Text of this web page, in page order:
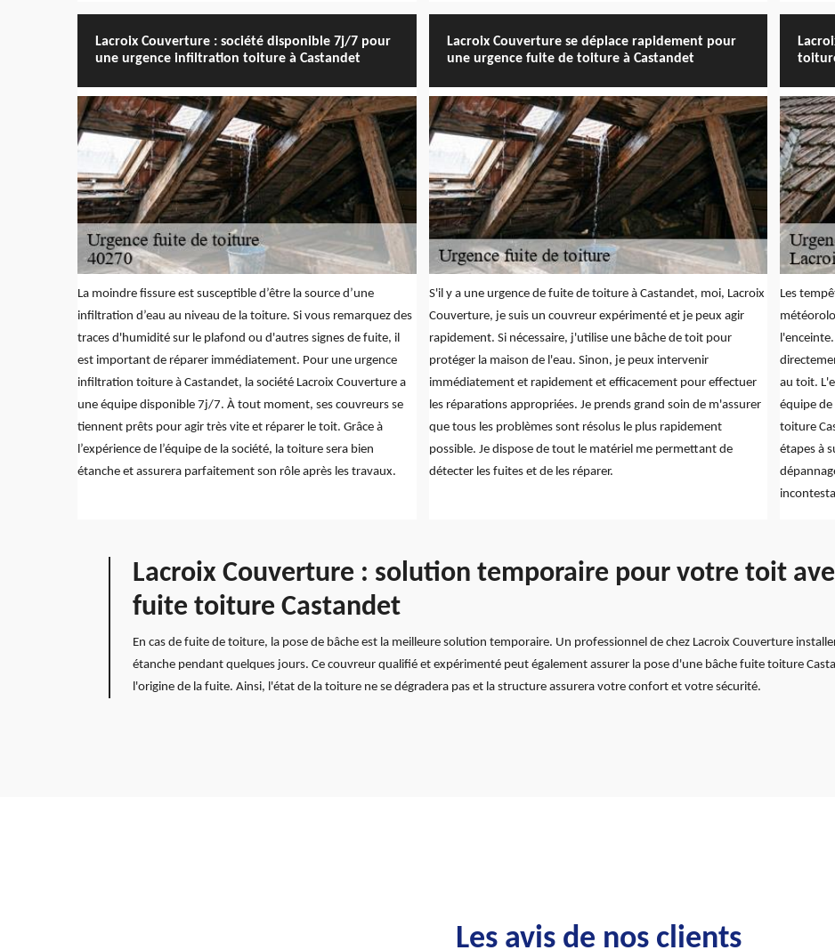
Lacroix Couverture : société disponible 7j/7 pour
une urgence infiltration toiture à Castandet
La moindre fissure est susceptible d’être la source d’une
infiltration d’eau au niveau de la toiture. Si vous remarquez des
traces d'humidité sur le plafond ou d'autres signes de fuite, il
est important de réparer immédiatement. Pour une urgence
infiltration toiture à Castandet, la société Lacroix Couverture a
une équipe disponible 7j/7. À tout moment, ses couvreurs se
tiennent prêts pour agir très vite et réparer le toit. Grâce à
l’expérience de l’équipe de la société, la toiture sera bien
étanche et assurera parfaitement son rôle après les travaux.
Lacroix Couverture se déplace rapidement pour
une urgence fuite de toiture à Castandet
S'il y a une urgence de fuite de toiture à Castandet, moi, Lacroix
Couverture, je suis un couvreur expérimenté et je peux agir
rapidement. Si nécessaire, j'utilise une bâche de toit pour
protéger la maison de l'eau. Sinon, je peux intervenir
immédiatement et rapidement et efficacement pour effectuer
les réparations appropriées. Je prends grand soin de m'assurer
que tous les problèmes sont résolus le plus rapidement
possible. Je dispose de tout le matériel me permettant de
détecter les fuites et de les réparer.
Les
au toit.
équipe
toiture
étapes à
Lacroix Couverture : solution temporaire pour votre toit
fuite toiture Castandet
En cas de fuite de toiture, la pose de bâche est la meilleure solution temporaire. Un professionnel de chez Lacroix Couverture
étanche pendant quelques jours. Ce couvreur qualifié et expérimenté peut également assurer la pose d'une bâche fuite toiture
l'origine de la fuite. Ainsi, l'état de la toiture ne se dégradera pas et la structure assurera votre confort et votre sécurité.
Les avis de nos clients